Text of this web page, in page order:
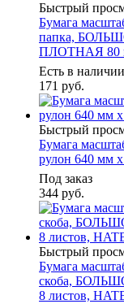
Быстрый
Бумага
папка,
ПЛОТНАЯ 80
Есть в наличии
171 руб.
Быстрый
Бумага
рулон 640 мм
Под заказ
344 руб.
Быстрый
Бумага
скоба,
8 листов,